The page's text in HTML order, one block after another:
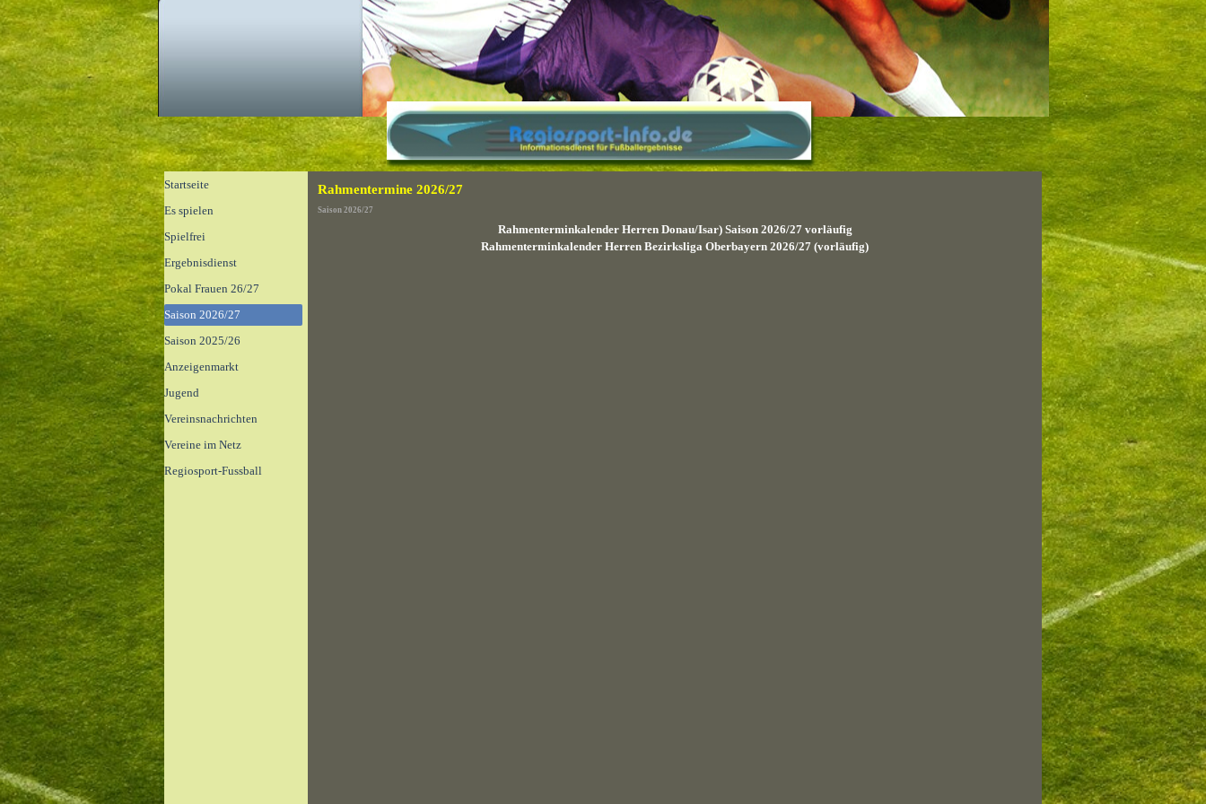
Direkt zum Seiteninhalt
Startseite
Es spielen
Spielfrei
Ergebnisdienst
Pokal Frauen 26/27
Saison 2026/27
Saison 2025/26
Anzeigenmarkt
Jugend
Vereinsnachrichten
Vereine im Netz
Regiosport-Fussball
Rahmentermine 2026/27
Saison 2026/27
Rahmenterminkalender Herren Donau/Isar) Saison 2026/27 vorläufig
Rahmenterminkalender Herren Bezirksliga Oberbayern 2026/27 (vorläufig)